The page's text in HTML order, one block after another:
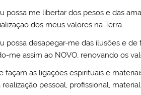
possa me libertar dos pesos e das
dos meus valores na Terra.
possa desapegar-me das ilusões e
me assim ao NOVO, renovando os
façam as ligações espirituais e
realização pessoal, profissional,